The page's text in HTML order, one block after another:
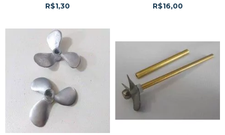
R$1,30 R$16,00